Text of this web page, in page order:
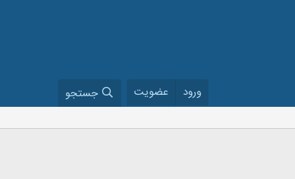
ورود عضویت جستجو